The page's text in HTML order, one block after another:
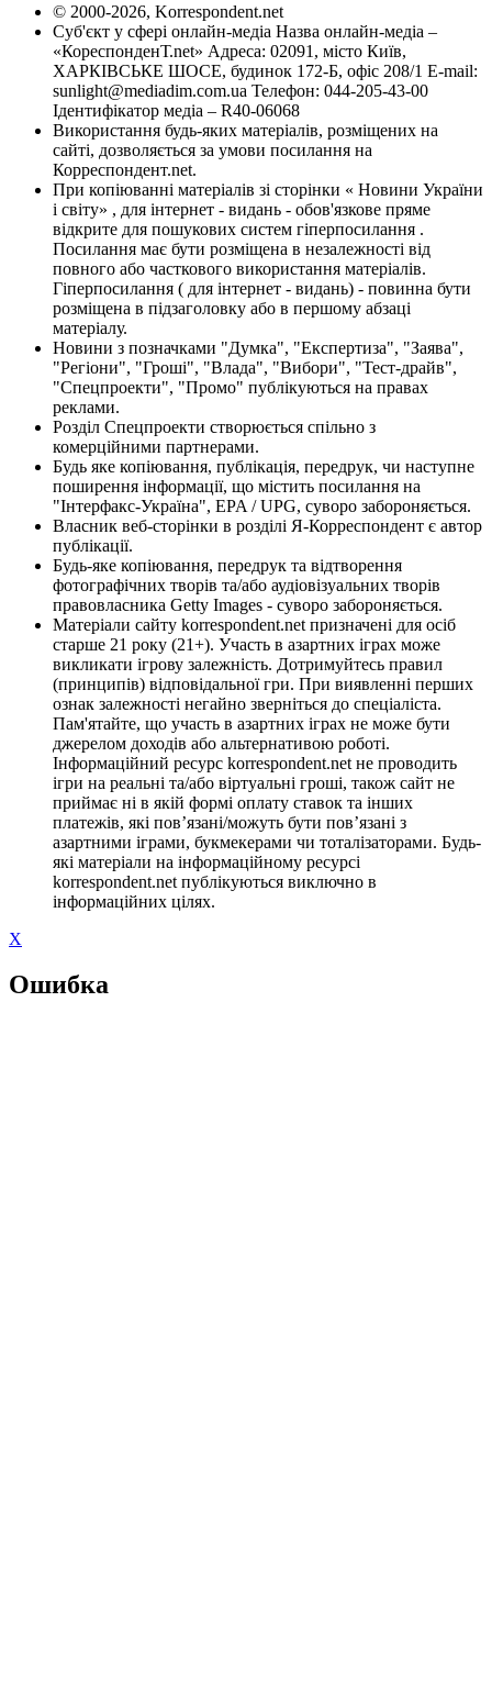
© 2000-2026, Korrespondent.net
Суб'єкт у сфері онлайн-медіа Назва онлайн-медіа –
«КореспонденТ.net» Адреса: 02091, місто Київ,
ХАРКІВСЬКЕ ШОСЕ, будинок 172-Б, офіс 208/1 E-mail:
sunlight@mediadim.com.ua Телефон: 044-205-43-00
Ідентифікатор медіа – R40-06068
Використання будь-яких матеріалів, розміщених на
сайті, дозволяється за умови посилання на
Корреспондент.net.
При копіюванні матеріалів зі сторінки « Новини України
і світу» , для інтернет - видань - обов'язкове пряме
відкрите для пошукових систем гіперпосилання .
Посилання має бути розміщена в незалежності від
повного або часткового використання матеріалів.
Гіперпосилання ( для інтернет - видань) - повинна бути
розміщена в підзаголовку або в першому абзаці
матеріалу.
Новини з позначками "Думка", "Експертиза", "Заява",
"Регіони", "Гроші", "Влада", "Вибори", "Тест-драйв",
"Спецпроекти", "Промо" публікуються на правах
реклами.
Розділ Спецпроекти створюється спільно з
комерційними партнерами.
Будь яке копіювання, публікація, передрук, чи наступне
поширення інформації, що містить посилання на
"Інтерфакс-Україна", EPA / UPG, суворо забороняється.
Власник веб-сторінки в розділі Я-Корреспондент є автор
публікації.
Будь-яке копіювання, передрук та відтворення
фотографічних творів та/або аудіовізуальних творів
правовласника Getty Images - суворо забороняється.
Матеріали сайту korrespondent.net призначені для осіб
старше 21 року (21+). Участь в азартних іграх може
викликати ігрову залежність. Дотримуйтесь правил
(принципів) відповідальної гри. При виявленні перших
ознак залежності негайно зверніться до спеціаліста.
Пам'ятайте, що участь в азартних іграх не може бути
джерелом доходів або альтернативою роботі.
Інформаційний ресурс korrespondent.net не проводить
ігри на реальні та/або віртуальні гроші, також сайт не
приймає ні в якій формі оплату ставок та інших
платежів, які пов’язані/можуть бути пов’язані з
азартними іграми, букмекерами чи тоталізаторами. Будь-
які матеріали на інформаційному ресурсі
korrespondent.net публікуються виключно в
інформаційних цілях.
X
Ошибка